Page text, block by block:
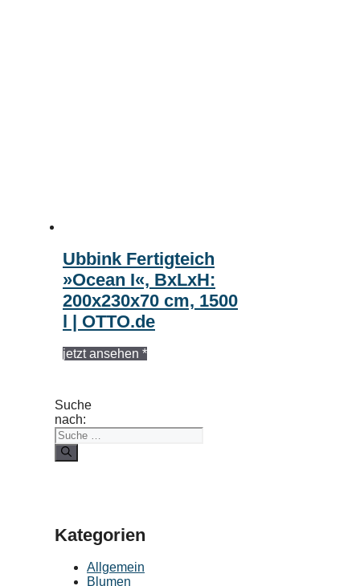
Ubbink Fertigteich
»Ocean I«, BxLxH:
200x230x70 cm, 1500
l | OTTO.de
jetzt ansehen *
Suche
nach:
Kategorien
Allgemein
Blumen